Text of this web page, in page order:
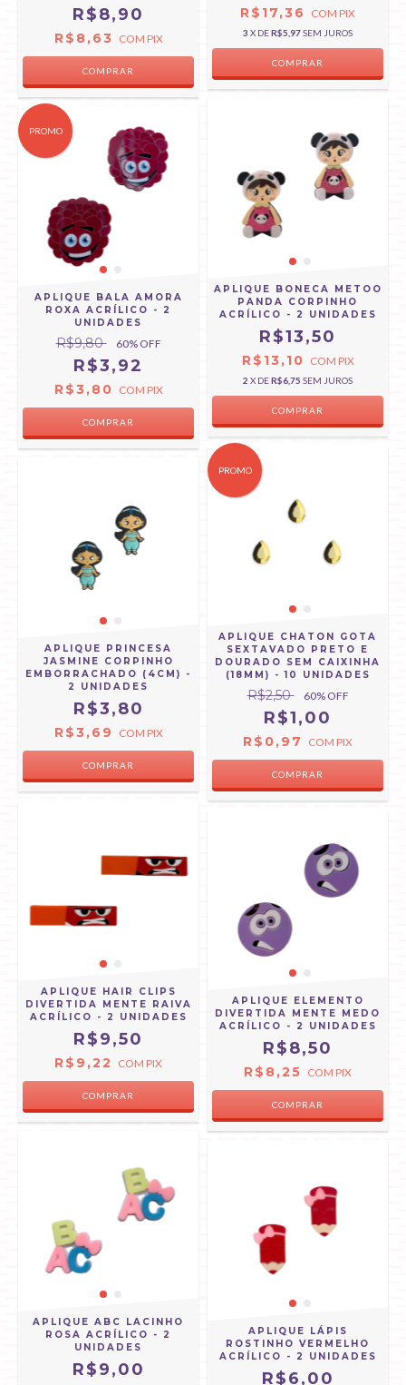
R$8,90
R$8,63 COM PIX
R$17,36 COM PIX
3 X DER$5,97SEM JUROS
PROMO
APLIQUE BALA AMORA
ROXA ACRÍLICO - 2
UNIDADES
R$9,80 60% OFF
R$3,92
R$3,80 COM PIX
APLIQUE BONECA METOO
PANDA CORPINHO
ACRÍLICO - 2 UNIDADES
R$13,50
R$13,10 COM PIX
2 X DER$6,75 SEM JUROS
APLIQUE PRINCESA
JASMINE CORPINHO
EMBORRACHADO (4CM) -
2 UNIDADES
R$3,80
R$3,69 COM PIX
PROMO
APLIQUE CHATON GOTA
SEXTAVADO PRETO E
DOURADO SEM CAIXINHA
(18MM) - 10 UNIDADES
R$2,50 60% OFF
R$1,00
R$0,97 COM PIX
APLIQUE HAIR CLIPS
DIVERTIDA MENTE RAIVA
ACRÍLICO - 2 UNIDADES
R$9,50
R$9,22 COM PIX
APLIQUE ELEMENTO
DIVERTIDA MENTE MEDO
ACRÍLICO - 2 UNIDADES
R$8,50
R$8,25 COM PIX
APLIQUE ABC LACINHO
ROSA ACRÍLICO - 2
UNIDADES
R$9,00
APLIQUE LÁPIS
ROSTINHO VERMELHO
ACRÍLICO - 2 UNIDADES
R$6,00